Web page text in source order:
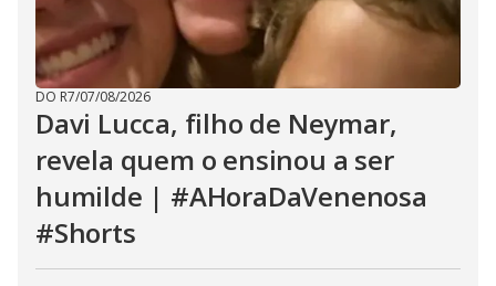
DO R7/07/08/2026
Davi Lucca, filho de Neymar,
revela quem o ensinou a ser
humilde | #AHoraDaVenenosa
#Shorts